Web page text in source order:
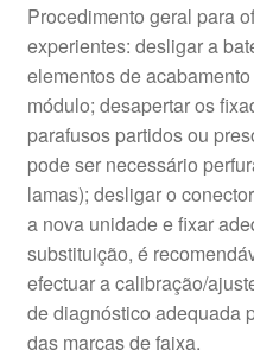
Procedimento geral para
experientes: desligar a
elementos de
módulo; desapertar os
parafusos partidos ou
pode ser necessário
lamas); desligar o
a nova unidade e fixar
substituição, é
efectuar a calibração/
de diagnóstico adequada
das marcas de faixa.